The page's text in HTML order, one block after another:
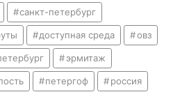
санкт-петербург
доступная среда овз
эрмитаж
петергоф россия